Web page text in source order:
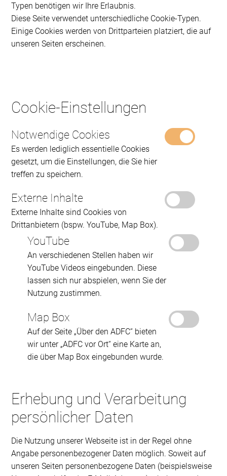
Typen benötigen wir Ihre Erlaubnis.
Diese Seite verwendet unterschiedliche Cookie-Typen.
Einige Cookies werden von Drittparteien platziert, die auf
unseren Seiten erscheinen.
Cookie-Einstellungen
Notwendige Cookies
Es werden lediglich essentielle Cookies
gesetzt, um die Einstellungen, die Sie hier
treffen zu speichern.
Externe Inhalte
Externe Inhalte sind Cookies von
Drittanbietern (bspw. YouTube, Map Box).
YouTube
An verschiedenen Stellen haben wir
YouTube Videos eingebunden. Diese
lassen sich nur abspielen, wenn Sie der
Nutzung zustimmen.
Map Box
Auf der Seite „Über den ADFC“ bieten
wir unter „ADFC vor Ort“ eine Karte an,
die über Map Box eingebunden wurde.
Erhebung und Verarbeitung
persönlicher Daten
Die Nutzung unserer Webseite ist in der Regel ohne
Angabe personenbezogener Daten möglich. Soweit auf
unseren Seiten personenbezogene Daten (beispielsweise